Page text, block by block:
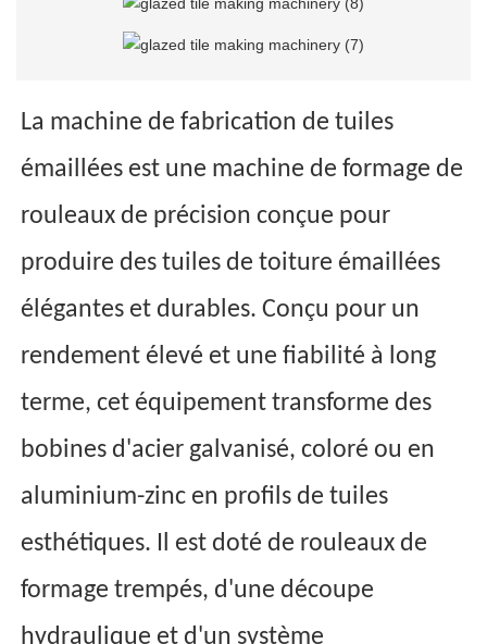
La machine de fabrication de tuiles
émaillées est une machine de formage de
rouleaux de précision conçue pour
produire des tuiles de toiture émaillées
élégantes et durables. Conçu pour un
rendement élevé et une fiabilité à long
terme, cet équipement transforme des
bobines d'acier galvanisé, coloré ou en
aluminium-zinc en profils de tuiles
esthétiques. Il est doté de rouleaux de
formage trempés, d'une découpe
hydraulique et d'un système